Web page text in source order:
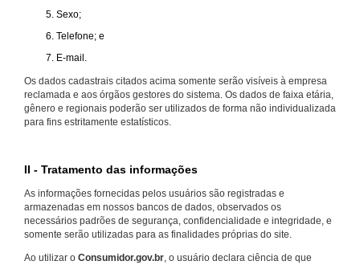
Sexo;
Telefone; e
E-mail.
Os dados cadastrais citados acima somente serão visíveis à empresa
reclamada e aos órgãos gestores do sistema. Os dados de faixa etária,
gênero e regionais poderão ser utilizados de forma não individualizada
para fins estritamente estatísticos.
II - Tratamento das informações
As informações fornecidas pelos usuários são registradas e
armazenadas em nossos bancos de dados, observados os
necessários padrões de segurança, confidencialidade e integridade, e
somente serão utilizadas para as finalidades próprias do site.
Ao utilizar o Consumidor.gov.br, o usuário declara ciência de que